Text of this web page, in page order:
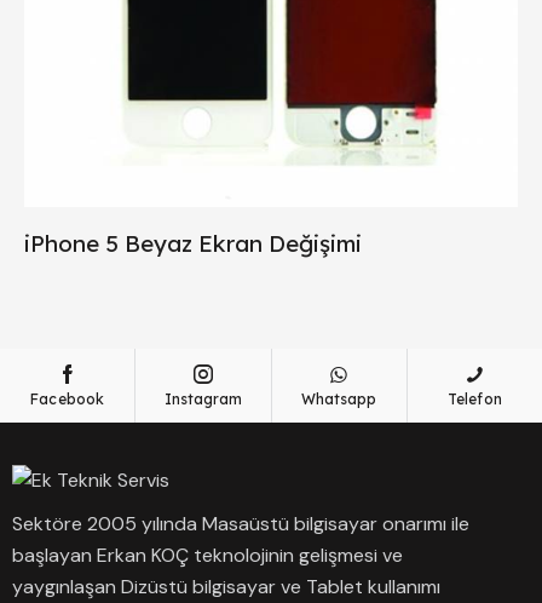
iPhone 5 Beyaz Ekran Değişimi
Facebook Instagram Whatsapp Telefon
Sektöre 2005 yılında Masaüstü bilgisayar onarımı ile
başlayan Erkan KOÇ teknolojinin gelişmesi ve
yaygınlaşan Dizüstü bilgisayar ve Tablet kullanımı